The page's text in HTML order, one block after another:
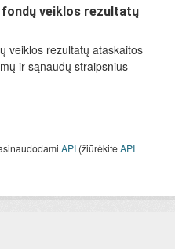
veiklos rezultatų
veiklos rezultatų ataskaitos
ir sąnaudų straipsnius
API (žiūrėkiteAPI